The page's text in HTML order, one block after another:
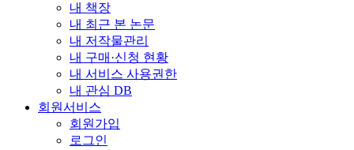
내 책장
내 최근 본 논문
내 저작물관리
내 구매·신청 현황
내 서비스 사용권한
내 관심 DB
회원서비스
회원가입
로그인